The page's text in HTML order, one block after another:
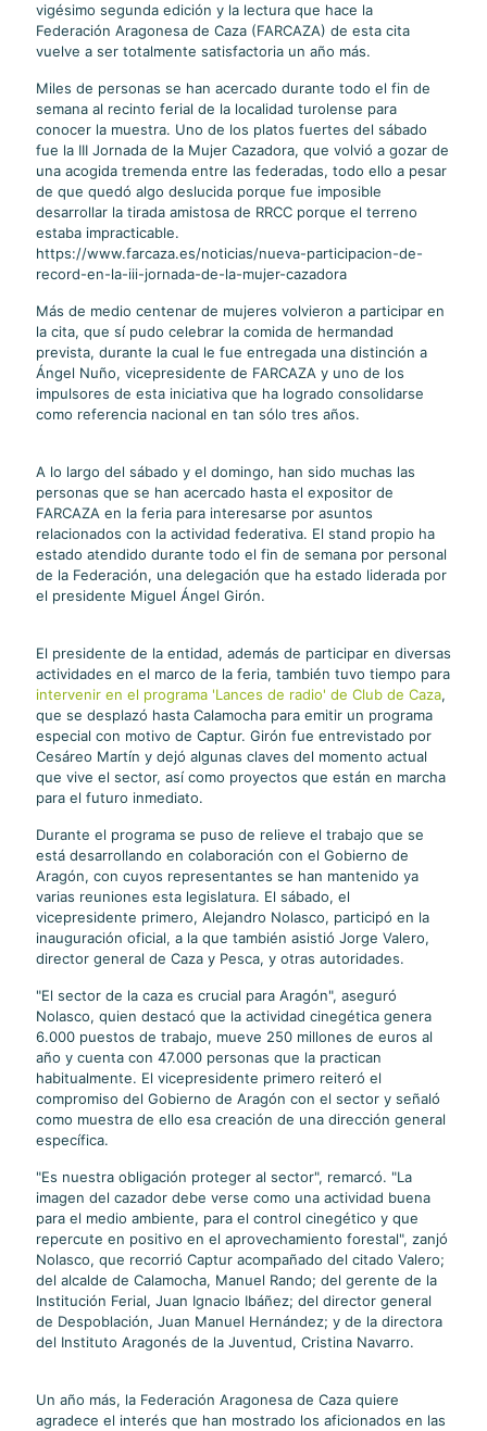
vigésimo segunda edición y la lectura que hace la
Federación Aragonesa de Caza (FARCAZA) de esta cita
vuelve a ser totalmente satisfactoria un año más.
Miles de personas se han acercado durante todo el fin de
semana al recinto ferial de la localidad turolense para
conocer la muestra. Uno de los platos fuertes del sábado
fue la III Jornada de la Mujer Cazadora, que volvió a gozar de
una acogida tremenda entre las federadas, todo ello a pesar
de que quedó algo deslucida porque fue imposible
desarrollar la tirada amistosa de RRCC porque el terreno
estaba impracticable.
https://www.farcaza.es/noticias/nueva-participacion-de-
record-en-la-iii-jornada-de-la-mujer-cazadora
Más de medio centenar de mujeres volvieron a participar en
la cita, que sí pudo celebrar la comida de hermandad
prevista, durante la cual le fue entregada una distinción a
Ángel Nuño, vicepresidente de FARCAZA y uno de los
impulsores de esta iniciativa que ha logrado consolidarse
como referencia nacional en tan sólo tres años.
A lo largo del sábado y el domingo, han sido muchas las
personas que se han acercado hasta el expositor de
FARCAZA en la feria para interesarse por asuntos
relacionados con la actividad federativa. El stand propio ha
estado atendido durante todo el fin de semana por personal
de la Federación, una delegación que ha estado liderada por
el presidente Miguel Ángel Girón.
El presidente de la entidad, además de participar en diversas
actividades en el marco de la feria, también tuvo tiempo para
intervenir en el programa 'Lances de radio' de Club de Caza,
que se desplazó hasta Calamocha para emitir un programa
especial con motivo de Captur. Girón fue entrevistado por
Cesáreo Martín y dejó algunas claves del momento actual
que vive el sector, así como proyectos que están en marcha
para el futuro inmediato.
Durante el programa se puso de relieve el trabajo que se
está desarrollando en colaboración con el Gobierno de
Aragón, con cuyos representantes se han mantenido ya
varias reuniones esta legislatura. El sábado, el
vicepresidente primero, Alejandro Nolasco, participó en la
inauguración oficial, a la que también asistió Jorge Valero,
director general de Caza y Pesca, y otras autoridades.
"El sector de la caza es crucial para Aragón", aseguró
Nolasco, quien destacó que la actividad cinegética genera
6.000 puestos de trabajo, mueve 250 millones de euros al
año y cuenta con 47.000 personas que la practican
habitualmente. El vicepresidente primero reiteró el
compromiso del Gobierno de Aragón con el sector y señaló
como muestra de ello esa creación de una dirección general
específica.
"Es nuestra obligación proteger al sector", remarcó. "La
imagen del cazador debe verse como una actividad buena
para el medio ambiente, para el control cinegético y que
repercute en positivo en el aprovechamiento forestal", zanjó
Nolasco, que recorrió Captur acompañado del citado Valero;
del alcalde de Calamocha, Manuel Rando; del gerente de la
Institución Ferial, Juan Ignacio Ibáñez; del director general
de Despoblación, Juan Manuel Hernández; y de la directora
del Instituto Aragonés de la Juventud, Cristina Navarro.
Un año más, la Federación Aragonesa de Caza quiere
agradece el interés que han mostrado los aficionados en las